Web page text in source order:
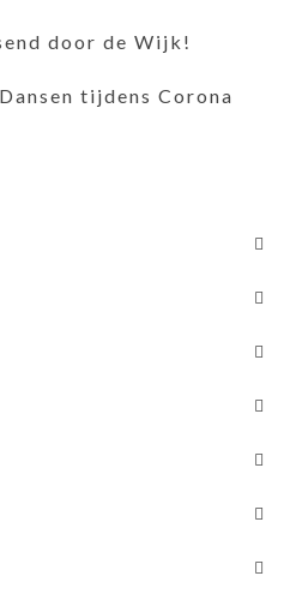
door de Wijk!
Dansen tijdens Corona